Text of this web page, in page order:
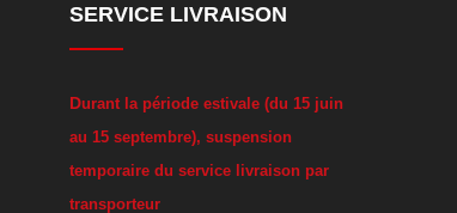
SERVICE LIVRAISON
Durant la période estivale (du 15 juin
au 15 septembre), suspension
temporaire du service livraison par
transporteur